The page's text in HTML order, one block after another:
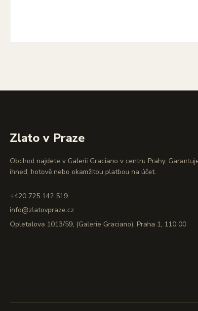
Zlato v Praze
Obchod najdete v Galerii Graciano v centru Prahy.
ihned, hotově nebo okamžitou platbou na účet.
+420 725 142 519
info@zlatovpraze.cz
Opletalova 1013/59, (Galerie Graciano), Praha 1, 110 00